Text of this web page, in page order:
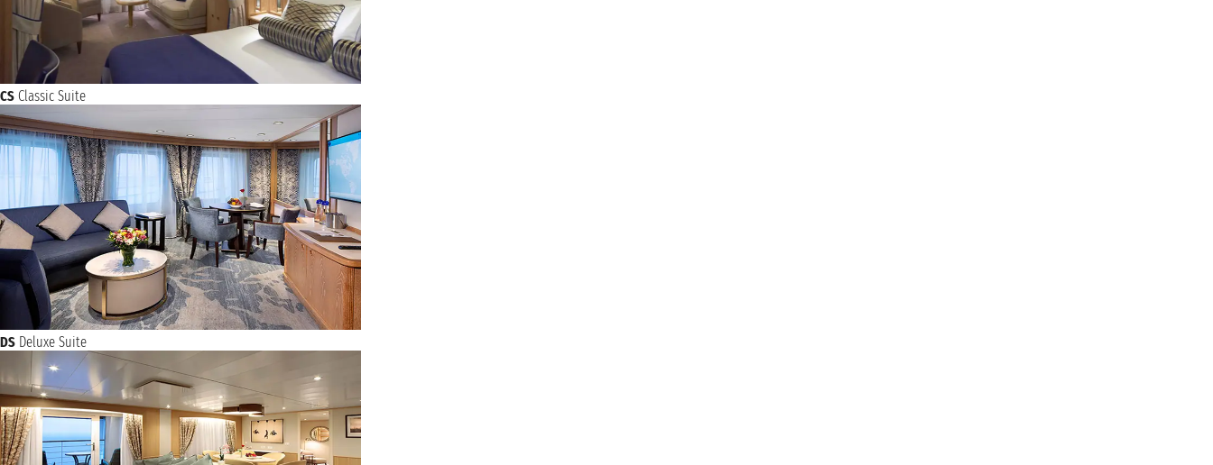
CS Classic Suite
DS Deluxe Suite